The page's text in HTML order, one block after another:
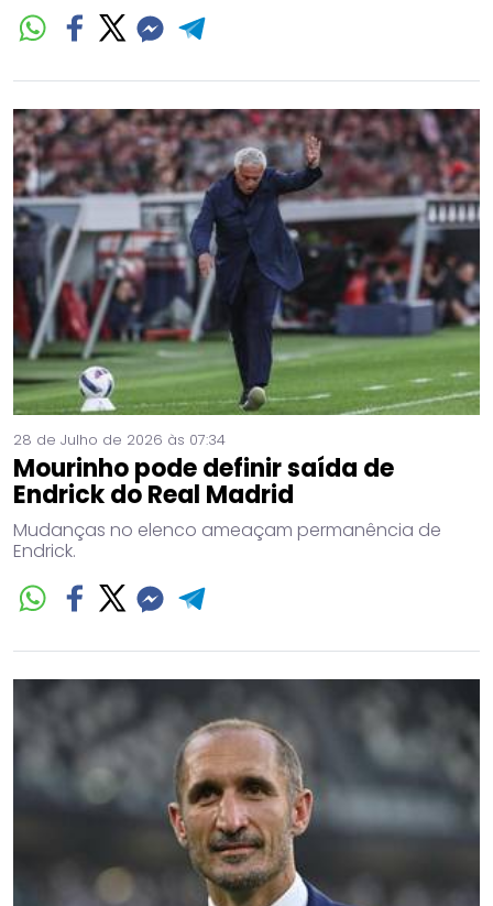
28 de Julho de 2026 às 07:34
Mourinho pode definir saída de
Endrick do Real Madrid
Mudanças no elenco ameaçam permanência de
Endrick.